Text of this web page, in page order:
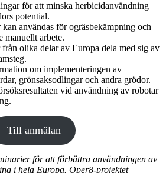
för att minska herbicidanvändning
potential.
användas för ogräsbekämpning och
manuellt arbete.
olika delar av Europa dela med sig av
om implementeringen av
grönsaksodlingar och andra grödor.
vid användning av robotar
Till anmälan
för att förbättra användningen av
i hela Europa. Oper8-projektet